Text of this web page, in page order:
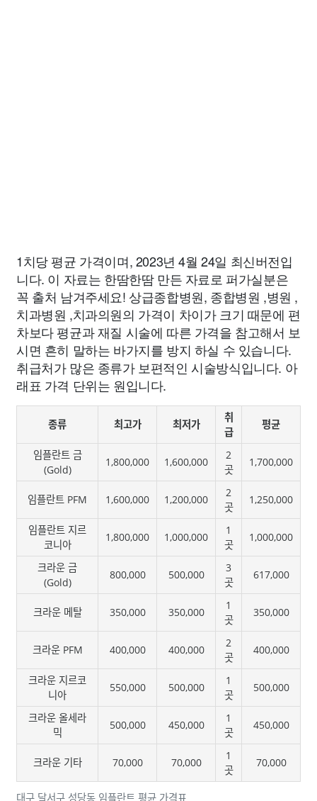
1치당 평균 가격이며, 2023년 4월 24일 최신버전입
니다. 이 자료는 한땀한땀 만든 자료로 퍼가실분은
꼭 출처 남겨주세요! 상급종합병원, 종합병원 ,병원 ,
치과병원 ,치과의원의 가격이 차이가 크기 때문에 편
차보다 평균과 재질 시술에 따른 가격을 참고해서 보
시면 흔히 말하는 바가지를 방지 하실 수 있습니다.
취급처가 많은 종류가 보편적인 시술방식입니다. 아
래표 가격 단위는 원입니다.
대구 달서구 성당동 임플란트 평균 가격표
종류 최고가 최저가
취
급
평균
임플란트 금
(Gold)
1,800,000 1,600,000
2
곳
1,700,000
임플란트 PFM 1,600,000 1,200,000
2
곳
1,250,000
임플란트 지르
코니아
1,800,000 1,000,000
1
곳
1,000,000
크라운 금
(Gold)
800,000 500,000
3
곳
617,000
크라운 메탈 350,000 350,000
1
곳
350,000
크라운 PFM 400,000 400,000
2
곳
400,000
크라운 지르코
니아
550,000 500,000
1
곳
500,000
크라운 올세라
믹
500,000 450,000
1
곳
450,000
크라운 기타 70,000 70,000
1
곳
70,000